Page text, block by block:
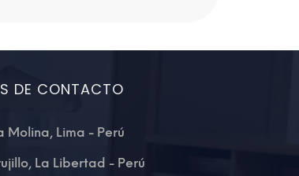
DE CONTACTO
Molina, Lima - Perú
La Libertad - Perú